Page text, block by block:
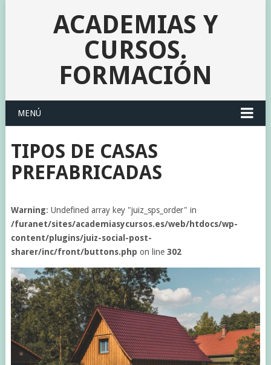
ACADEMIAS Y
CURSOS.
FORMACIÓN
MENÚ
TIPOS DE CASAS
PREFABRICADAS
Warning: Undefined array key "juiz_sps_order" in
/furanet/sites/academiasycursos.es/web/htdocs/wp-
content/plugins/juiz-social-post-
sharer/inc/front/buttons.php on line 302